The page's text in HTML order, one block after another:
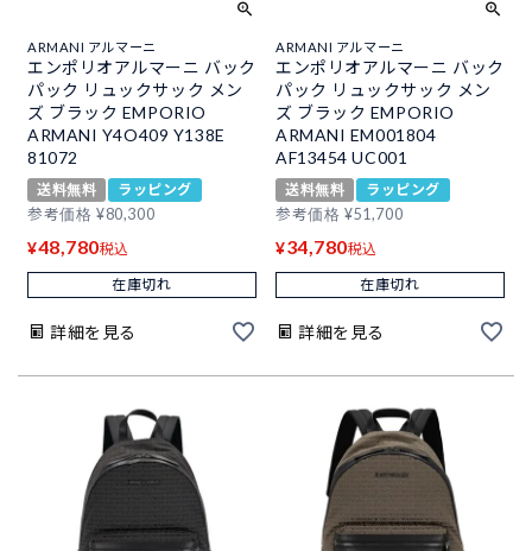
ARMANI アルマーニ
エンポリオアルマーニ バック
パック リュックサック メン
ズ ブラック EMPORIO
ARMANI Y4O409 Y138E
81072
送料無料
ラッピング
参考価格 ¥80,300
¥48,780税込
在庫切れ
詳細を見る
ARMANI アルマーニ
エンポリオアルマーニ バック
パック リュックサック メン
ズ ブラック EMPORIO
ARMANI EM001804
AF13454 UC001
送料無料
ラッピング
参考価格 ¥51,700
¥34,780税込
在庫切れ
詳細を見る